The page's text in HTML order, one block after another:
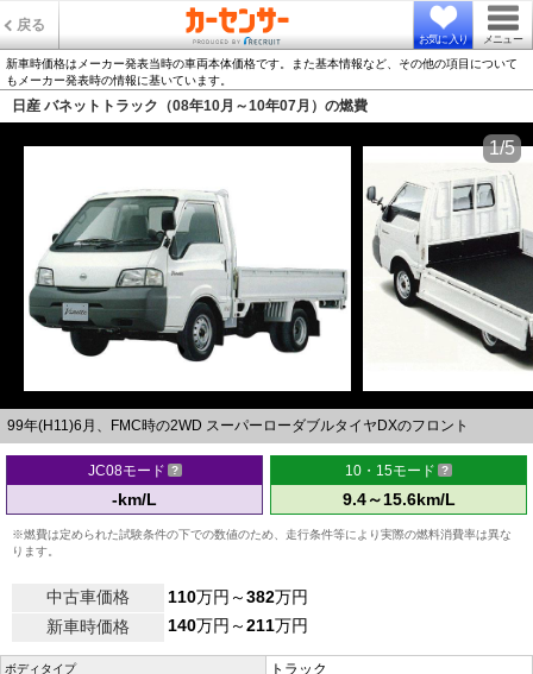
戻る
お気に入り メニュー
新車時価格はメーカー発表当時の車両本体価格です。また基本情報など、その他の項目について
もメーカー発表時の情報に基いています。
日産 バネットトラック（08年10月～10年07月）の燃費
99年(H11)6月、FMC時の2WD スーパーローダブルタイヤDXのフロント
1/5
JC08モード
-km/L
10・15モード
9.4～15.6km/L
※燃費は定められた試験条件の下での数値のため、走行条件等により実際の燃料消費率は異な
ります。
中古車価格 110万円～382万円
新車時価格
140万円～211万円
ボディタイプ トラック